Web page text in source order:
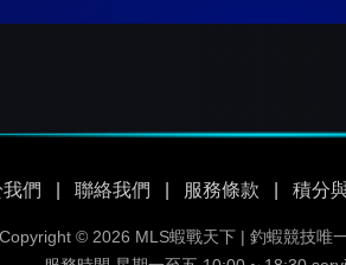
們 聯絡我們 服務條款 積分
Copyright © 2026 MLS蝦戰天下 | 釣蝦競技唯